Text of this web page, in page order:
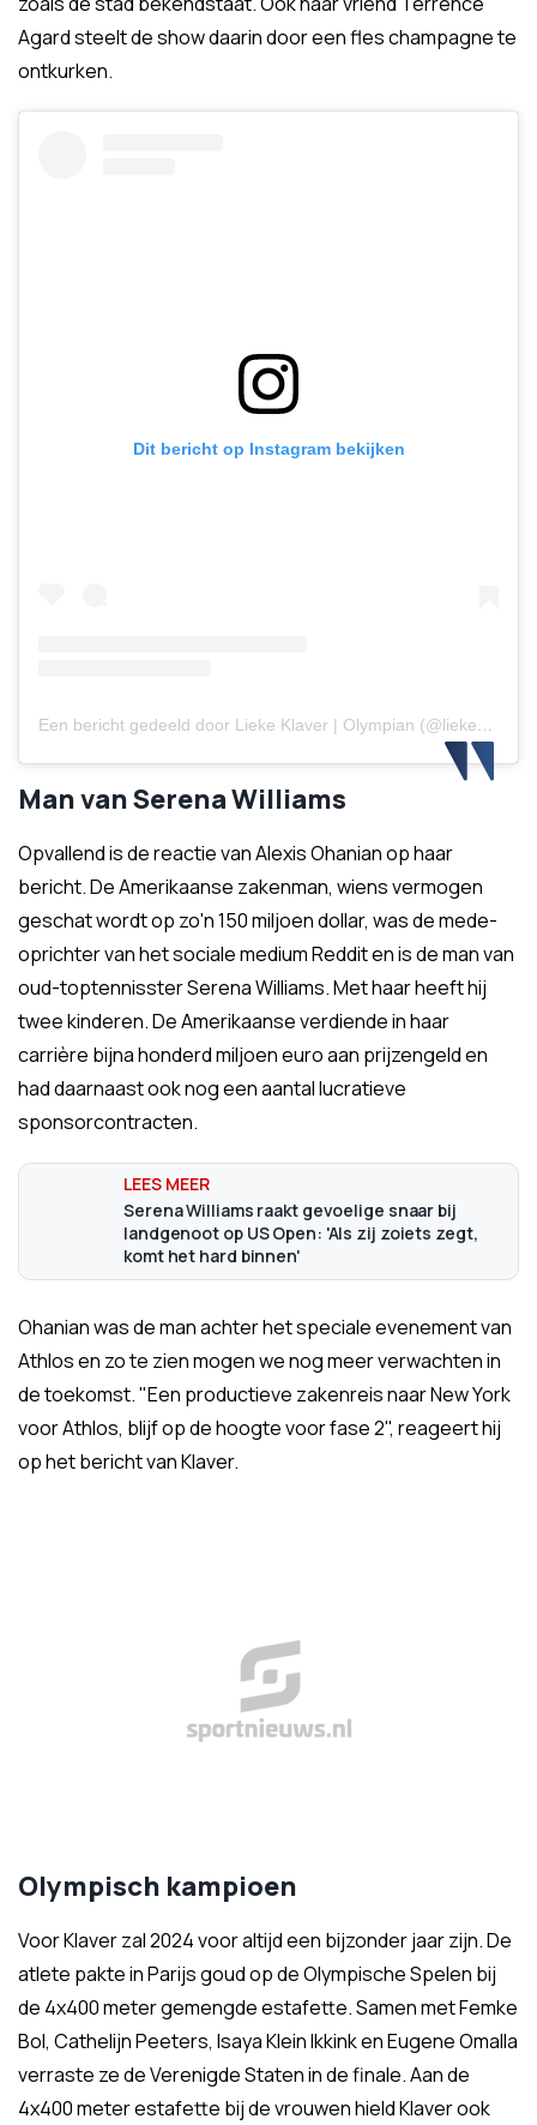
Agard steelt de show daarin door een fles champagne te
ontkurken.
Dit bericht op Instagram bekijken
Een bericht gedeeld door Lieke Klaver | Olympian (@liekeklaver)
Man van Serena Williams
Opvallend is de reactie van Alexis Ohanian op haar
bericht. De Amerikaanse zakenman, wiens vermogen
geschat wordt op zo'n 150 miljoen dollar, was de mede-
oprichter van het sociale medium Reddit en is de man van
oud-toptennisster Serena Williams. Met haar heeft hij
twee kinderen. De Amerikaanse verdiende in haar
carrière bijna honderd miljoen euro aan prijzengeld en
had daarnaast ook nog een aantal lucratieve
sponsorcontracten.
Serena Williams raakt gevoelige snaar bij
landgenoot op US Open: 'Als zij zoiets zegt,
komt het hard binnen'
Ohanian was de man achter het speciale evenement van
Athlos en zo te zien mogen we nog meer verwachten in
de toekomst. "Een productieve zakenreis naar New York
voor Athlos, blijf op de hoogte voor fase 2", reageert hij
op het bericht van Klaver.
Olympisch kampioen
Voor Klaver zal 2024 voor altijd een bijzonder jaar zijn. De
atlete pakte in Parijs goud op de Olympische Spelen bij
de 4x400 meter gemengde estafette. Samen met Femke
Bol, Cathelijn Peeters, Isaya Klein Ikkink en Eugene Omalla
verraste ze de Verenigde Staten in de finale. Aan de
4x400 meter estafette bij de vrouwen hield Klaver ook